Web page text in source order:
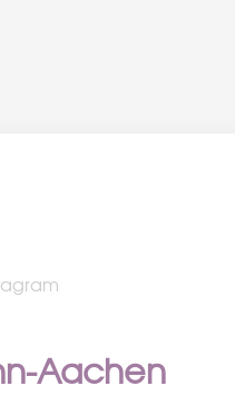
Aachen